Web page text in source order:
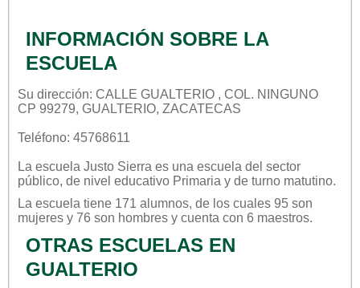
INFORMACIÓN SOBRE LA
ESCUELA
Su dirección: CALLE GUALTERIO , COL. NINGUNO
CP 99279, GUALTERIO, ZACATECAS
Teléfono: 45768611
La escuela Justo Sierra es una escuela del sector
público, de nivel educativo Primaria y de turno matutino.
La escuela tiene 171 alumnos, de los cuales 95 son
mujeres y 76 son hombres y cuenta con 6 maestros.
OTRAS ESCUELAS EN
GUALTERIO